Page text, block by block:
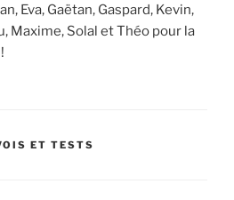
Eva, Gaëtan, Gaspard, Kevin,
Maxime, Solal et Théo pour la
ET TESTS